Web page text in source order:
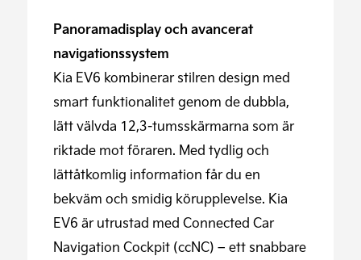
Panoramadisplay och avancerat
navigationssystem
Kia EV6 kombinerar stilren design med
smart funktionalitet genom de dubbla,
lätt välvda 12,3-tumsskärmarna som är
riktade mot föraren. Med tydlig och
lättåtkomlig information får du en
bekväm och smidig körupplevelse. Kia
EV6 är utrustad med Connected Car
Navigation Cockpit (ccNC) – ett snabbare